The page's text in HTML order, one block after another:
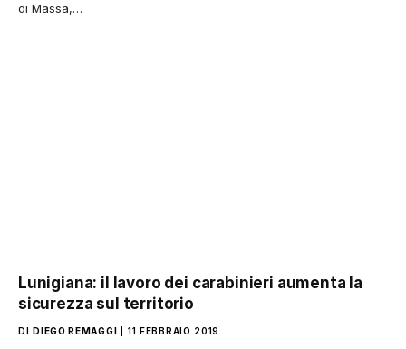
di Massa,…
Lunigiana: il lavoro dei carabinieri aumenta la
sicurezza sul territorio
DI DIEGO REMAGGI 11 FEBBRAIO 2019